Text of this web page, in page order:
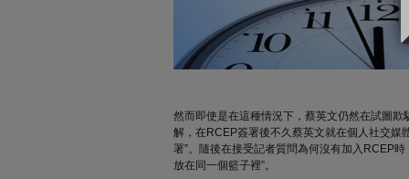
然而即使是在這種情況下，蔡英文仍然在試圖
解，在RCEP簽署後不久蔡英文就在個人社交媒
署”。隨後在接受記者質問為何沒有加入RCEP
放在同一個籃子裡”。